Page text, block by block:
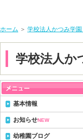
ホーム ＞ 学校法人かつみ学
学校法人か
基本情報
お知らせNEW
幼稚園ブログ